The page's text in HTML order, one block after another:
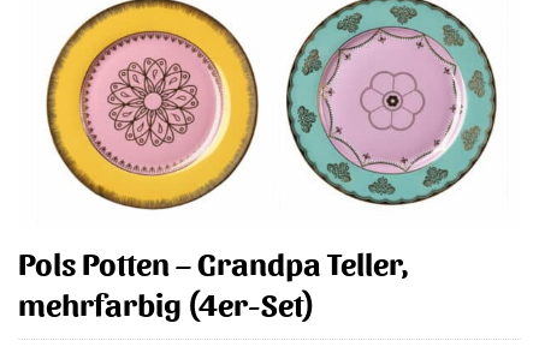
Pols Potten – Grandpa Teller,
mehrfarbig (4er-Set)